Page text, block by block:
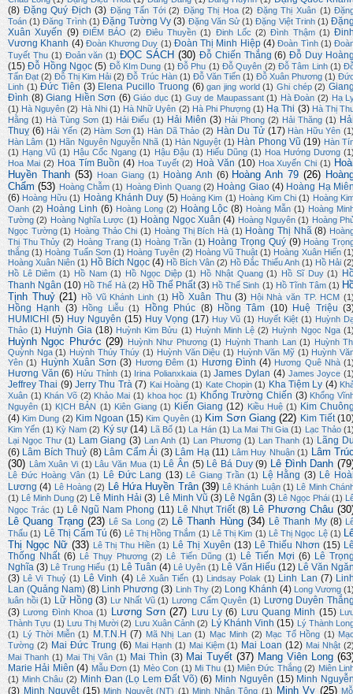
(8) Đặng Quý Địch (3) Đặng Tấn Tới (2) Đặng Thị Hoa (2) Đặng Thị Xuân (1)
Toán (1) Đăng Trình (1) Đặng Tường Vy (3) Đặng Văn Sử (1) Đặng Việt Trinh (1)
Xuân Xuyến (9) ĐIỂM BÁO (2) Điêu Thuyền (1) Đinh Lốc (2) Đình Thậm (1)
Vương Khanh (4) Đoàn Khương Duy (1) Đoàn Thị Minh Hiệp (4) Đoàn Tình (1)
Tuyết Thu (1) Đoản văn (1) ĐỌC SÁCH (30) Đỗ Chiến Thắng (6) Đỗ Duy
(15) Đỗ Hồng Ngọc (5) Đỗ KIm Dung (1) Đỗ Phu (1) Đỗ Quyên (2) Đỗ Tâm Linh (1)
Tấn Đạt (2) Đỗ Thị Kim Hải (2) Đỗ Trúc Hàn (1) Đỗ Văn Tiến (1) Đỗ Xuân Phương (1)
Linh (1) Đức Tiên (3) Elena Pucillo Truong (6) gan jing world (1) Ghi chép (2)
Đình (8) Giang Hiền Sơn (6) Giáo dục (1) Guy de Maupassant (1) Hà Đoàn (2) Hạ
(1) Hà Nguyên (2) Hà Nhi (1) Hà Nhữ Uyên (2) Hà Phi Phượng (1) Hạ Thi (3) Hà Thị
Hằng (1) Hà Tùng Sơn (1) Hải Điểu (1) Hải Miên (3) Hải Phong (2) Hải Thăng (1)
Thuỵ (6) Hải Yến (2) Hàm Sơn (1) Hàn Dã Thảo (2) Hàn Du Tử (17) Hàn Hữu Yên
Hàn Lâm (1) Hãn Nguyên Nguyễn Nhã (1) Hàn Nguyệt (1) Hàn Phong Vũ (19) Hàn
(1) Hạng Vũ (1) Hậu Cốc Ngang (1) Hậu Đậu (1) Hiếu Dũng (1) Hoa Hướng Dương
Hoa Mai (2) Hoa Tím Buồn (4) Hoa Tuyết (2) Hoà Văn (10) Hoa Xuyến Chi (1)
Huyền Thanh (53) Hoan Giang (1) Hoàng Anh (6) Hoàng Anh 79 (26)
Chẩm (53) Hoàng Chẫm (1) Hoàng Đình Quang (2) Hoàng Giao (4) Hoàng Hạ
(6) Hoàng Hữu (1) Hoàng Khánh Duy (5) Hoàng Kim (1) Hoàng Kim Chi (1) Hoàng
Oanh (2) Hoàng Linh (6) Hoàng Long (2) Hoàng Lộc (8) Hoàng Mẫn (1) Hoàng
Tường (2) Hoàng Nghĩa Lược (1) Hoàng Ngọc Xuân (4) Hoàng Nguyên (1) Hoàng
Ngọc Tường (1) Hoàng Thảo Chi (1) Hoàng Thị Bích Hà (1) Hoàng Thị Nhã (8)
Thị Thu Thủy (2) Hoàng Trang (1) Hoàng Trần (1) Hoàng Trọng Quý (9) Hoàng
thắng (1) Hoàng Tuấn Sơn (1) Hoàng Tuyên (2) Hoàng Vũ Thuật (1) Hoàng Xuân Hiến
Hoàng Xuân Niên (1) Hồ Bích Ngọc (4) Hồ Bích Vân (2) Hồ Đắc Thiếu Anh (1) Hồ Hải
Hồ Lê Diêm (1) Hồ Nam (1) Hồ Ngọc Diệp (1) Hồ Nhật Quang (1) Hồ Sĩ Duy (1)
Thanh Ngân (10) Hồ Thế Hà (2) Hồ Thế Phất (3) Hồ Thế Sinh (1) Hồ Tĩnh Tâm (1)
Tịnh Thuỷ (21) Hồ Vũ Khánh Linh (1) Hồ Xuân Thu (3) Hội Nhà văn TP. HCM
Hồng Hạnh (3) Hồng Liễu (1) Hồng Phúc (8) Hồng Tâm (10) Huệ Triệu
HUMICHI
(5) Huy Nguyên (15) Huy Vọng (17) Huy Vũ (1) Huyết Kiệt (1) Huỳnh
Thảo (1) Huỳnh Gia (18) Huỳnh Kim Bửu (1) Huỳnh Minh Lệ (2) Huỳnh Ngọc Nga
Huỳnh Ngọc Phước (29) Huỳnh Như Phương (1) Huỳnh Thanh Lan (1)
Huỳnh
Quỳnh Nga (1) Huỳnh Thúy Thúy (1) Huỳnh Văn Diệu (1) Huỳnh Văn Mỹ (1) Huỳnh
Yên (1) Huỳnh Xuân Sơn (3) Hương Đêm (1) Hương Đình (4) Hương Quê Nhà
Hương Văn (6) Hửu Thỉnh (1) Irina Polianxkaia (1) James Dylan (4) James Joyce
Jeffrey Thai (9) Jerry Thu Trà (7) Kai Hoàng (1) Kate Chopin (1) Kha Tiệm Ly (4)
Xuân (1) Khán Võ (2) Khảo Mai (1) khoa học (1) Khổng Trường Chiến (3) Khổng
Nguyên (1) KỊCH BẢN (1) Kiên Giang (1) Kiến Giang (12) Kiều Huệ (1) Kim
(4) Kim Dung (2) Kim Ngoan (15) Kim Quyên (1) Kim Sơn Giang (22) Kim Tiết
Kim Yến (1) Kỳ Nam (2) Ký sự (14) Lã Bố (1) La Hán (1) La Mai Thi Gia (1) Lạc Thảo
Lại Ngọc Thư (1) Lam Giang (3) Lan Anh (1) Lan Phương (1) Lan Thanh (1) Lãng
(6) Lâm Bích Thuỷ (8) Lâm Cẩm Ái (3) Lâm Hạ (11) Lâm Huy Nhuận (1) Lâm
(30) Lâm Xuân Vi (1) Lâu Văn Mua (1) Lê Ân (5) Lê Bá Duy (9) Lê Đình Danh
Lê Đức Hoàng Vân (1) Lê Đức Lang (13) Lê Giang Trần (1) Lệ Hằng (3) Lê
Lương (4) Lê Hoàng (2) Lê Hứa Huyền Trân (39) Lê Khánh Luận (1) Lê Minh
(1) Lê Minh Dung (2) Lê Minh Hải (3) Lê Minh Vũ (3) Lê Ngân (3) Lê Ngọc Phái (1)
Ngọc Trác (1) Lê Ngũ Nam Phong (11) Lê Nhựt Triết (8) Lê Phương Châu
Lê Quang Trạng (23) Lê Sa Long (2) Lê Thanh Hùng (34) Lê Thanh My (8)
Thấu (1) Lê Thị Cẩm Tú (6) Lê Thị Hồng Thắm (1) Lê Thị Kim (1) Lê Thị Ngọc Lệ (1)
Thị Ngọc Nữ (33) Lê Thị Thu Hiền (1) Lê Thị Xuyên (13) Lê Thiếu Nhơn (15)
Thống Nhất (6) Lê Thụy Phương (2) Lê Tiến Dũng (1) Lê Tiến Mợi (6) Lê
Nghĩa (3) Lê Trung Hiếu (1) Lê Tuân (4) Lê Uyên (1) Lê Văn Hiếu (12) Lê Văn
(3) Lê Vi Thuỷ (1) Lê Vinh (4) Lê Xuân Tiến (1) Lindsay Polak (1) Linh Lan (7)
Lan (Quảng Nam) (8) Linh Phương (3) Linh Thy (2) Long Khánh (4) Long Vương
luân hồi (1) Lữ Hồng (3) Lư Nhất Vũ (1) Lương Cẩm Quyên (1) Lương Duyên
(3) Lương Đình Khoa (1) Lương Sơn (27) Lưu Ly (6) Lưu Quang Minh (15)
Thành Tựu (1) Lưu Thị Mười (2) Lưu Xuân Cảnh (2) Lý Khánh Vinh (15) Lý Thành
(1)
Lý Thời Miễn (1) M.T.N.H (7) Mã Nhị Lan (1) Mạc Minh (2) Mạc Tố Hồng (1)
Tường (2) Mai Đức Trung (6) Mai Hạnh (1) Mai Kiệm (1) Mai Loan (12) Mai Nhật
Mai Thanh (1) Mai Thị Vân (1) Mai Thìn (3) Mai Tuyết (37) Mang Viên Long
Marie Hải Miên (4) Mẫu Đơn (1) Mèo Con (1) Mi Thu (1) Miên Đức Thắng (2) Miên
(1) Minh Châu (2) Minh Đan (Lọ Lem Đất Võ) (6) Minh Nguyên (15) Minh
(3) Minh Nguyệt (15) Minh Nguyệt (NT) (1) Minh Nhân Tông (1) Minh Vy (25)